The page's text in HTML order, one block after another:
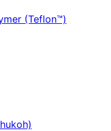
(Teflon™)